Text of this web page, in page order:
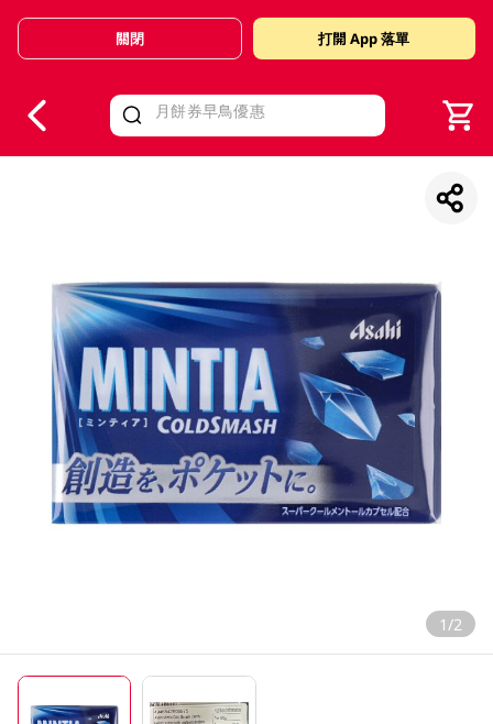
Valid Until 30 June 2026
關閉 打開 App 落單
1/2